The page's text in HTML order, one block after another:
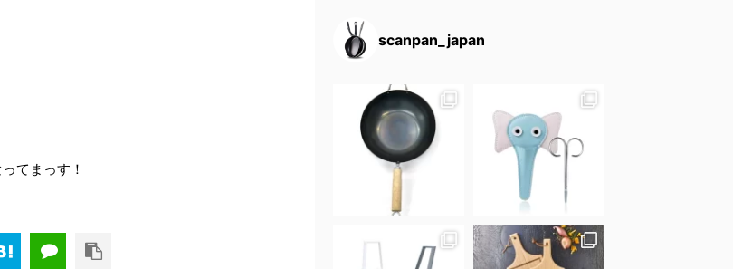
てまっす！
scanpan_japan